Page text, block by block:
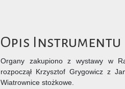
Opis Instrumentu
Organy zakupiono z wystawy w
rozpoczął Krzysztof Grygowicz z
Wiatrownice stożkowe.